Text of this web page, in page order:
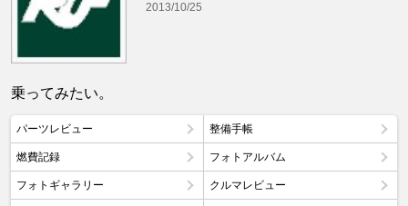
2013/10/25
乗ってみたい。
パーツレビュー 整備手帳
燃費記録 フォトアルバム
フォトギャラリー クルマレビュー